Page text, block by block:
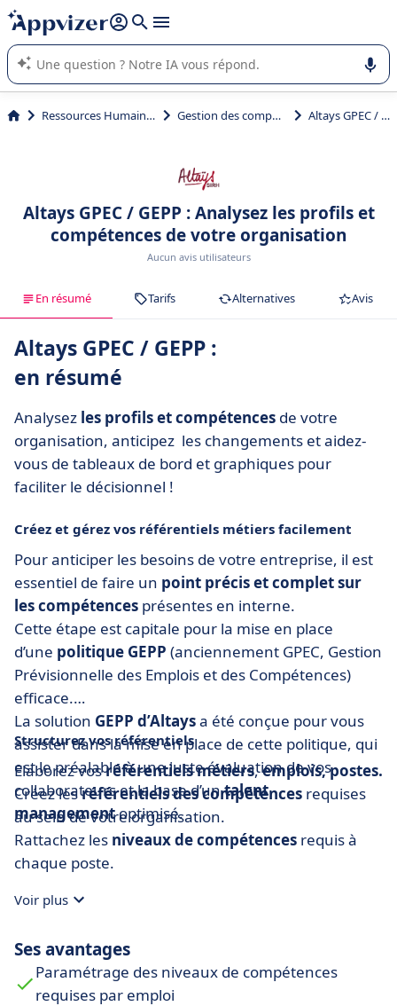
répondre (plusieurs lignes avec
L'IA de Appvizer vous guide dans l'utilisation ou la sélection de
logiciel SaaS en entreprise.
Ressources Humaines (RH) Gestion des compétences Altays GPEC / GEPP
Altays GPEC / GEPP : Analysez les profils et
compétences de votre organisation
Aucun avis utilisateurs
En résumé Tarifs Alternatives Avis
Altays GPEC / GEPP :
en résumé
Analysez les profils et compétences de votre
organisation, anticipez les changements et aidez-
vous de tableaux de bord et graphiques pour
faciliter le décisionnel !
Créez et gérez vos référentiels métiers facilement
Pour anticiper les besoins de votre entreprise, il est
essentiel de faire un point précis et complet sur
les compétences présentes en interne.​
Cette étape est capitale pour la mise en place
d’une politique GEPP (anciennement GPEC, Gestion
Prévisionnelle des Emplois et des Compétences)
efficace.​
La solution GEPP d’Altaysa été conçue pour vous
assister dans la mise en place de cette politique, qui
est le préalable à une juste évaluation de vos
collaborateurs et la base d’untalent
managementoptimisé.​
Structurez vos référentiels
Elaborez vosréférentiels métiers,emplois, postes​.
Créez lesréférentiels des compétences requises
au sein de votre organisation​.
Rattachez les niveaux de compétences requis à
chaque poste​.
Voir plus
Ses avantages
Paramétrage des niveaux de compétences
requises par emploi